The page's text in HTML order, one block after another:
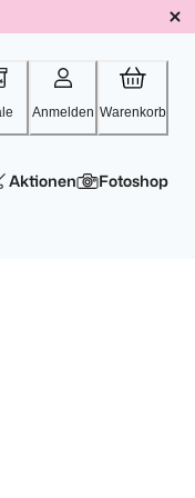
Anmelden Warenkorb
Aktionen Fotoshop